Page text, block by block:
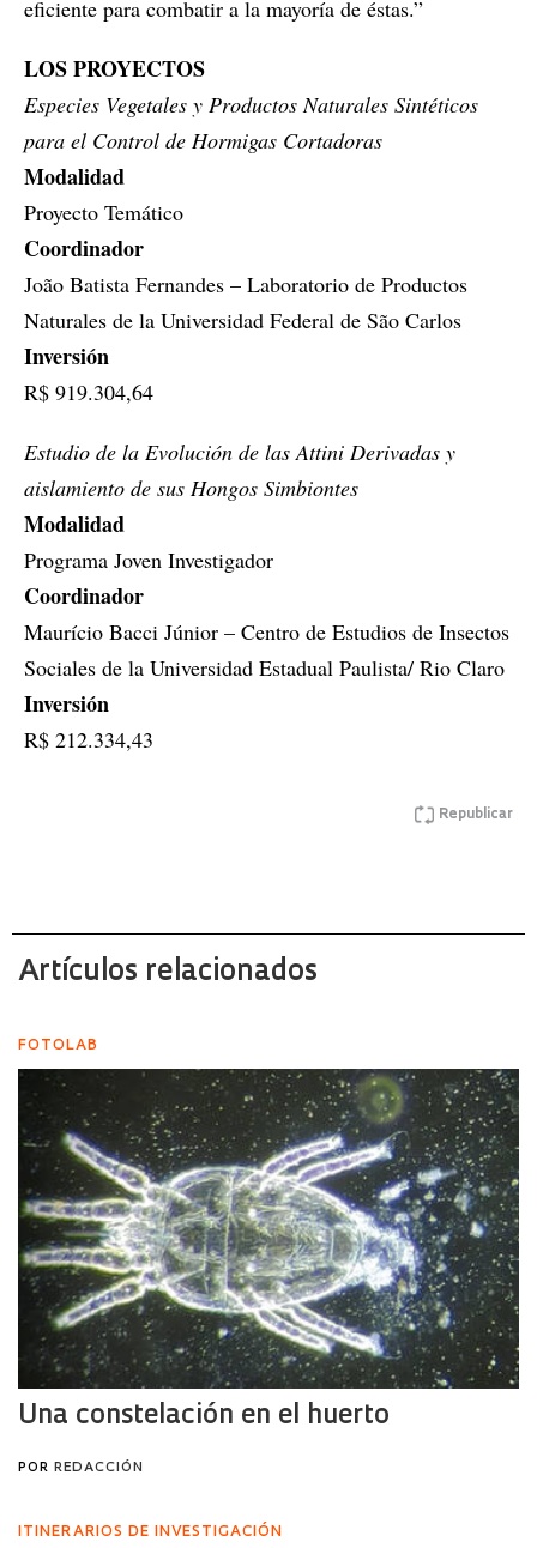
eficiente para combatir a la mayoría de éstas.”
LOS PROYECTOS
Especies Vegetales y Productos Naturales Sintéticos
para el Control de Hormigas Cortadoras
Modalidad
Proyecto Temático
Coordinador
João Batista Fernandes – Laboratorio de Productos
Naturales de la Universidad Federal de São Carlos
Inversión
R$ 919.304,64
Estudio de la Evolución de las Attini Derivadas y
aislamiento de sus Hongos Simbiontes
Modalidad
Programa Joven Investigador
Coordinador
Maurício Bacci Júnior – Centro de Estudios de Insectos
Sociales de la Universidad Estadual Paulista/ Rio Claro
Inversión
R$ 212.334,43
Republicar